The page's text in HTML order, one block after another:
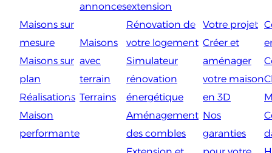
Maisons sur
mesure
Maisons sur
plan
Réalisations
Maison
performante
annonces
Maisons
avec
terrain
Terrains
extension
Rénovation de
votre logement
Simulateur
rénovation
énergétique
Aménagement
des combles
Votre projet
Créer et
aménager
votre maison
en 3D
Nos
garanties